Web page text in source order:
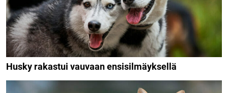
Husky rakastui vauvaan ensisilmäyksellä